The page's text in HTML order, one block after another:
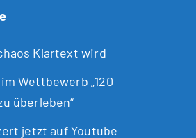
Klartext wird
Wettbewerb „120
überleben“
jetzt auf Youtube